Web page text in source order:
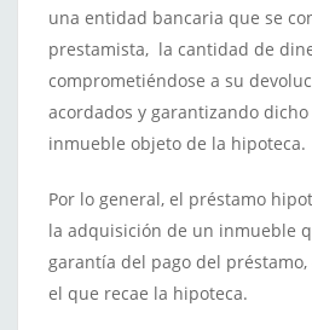
una entidad bancaria que se
prestamista, la cantidad de
comprometiéndose a su
acordados y garantizando
inmueble objeto de la hipoteca.
Por lo general, el préstamo
la adquisición de un inmueble
garantía del pago del
el que recae la hipoteca.